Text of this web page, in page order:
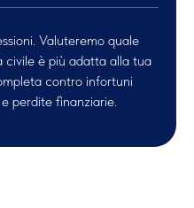
Valuteremo quale
civile è più adatta alla tua
contro infortuni
perdite finanziarie.